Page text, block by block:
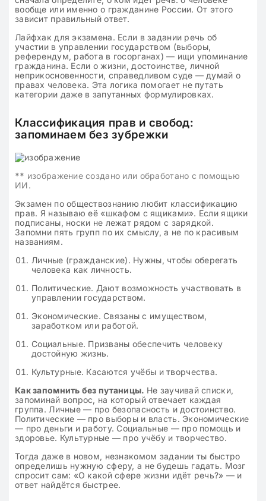
вообще или именно о гражданине России. От этого
зависит правильный ответ.
Лайфхак для экзамена. Если в задании речь об
участии в управлении государством (выборы,
референдум, работа в госорганах) — ищи упоминание
гражданина. Если о жизни, достоинстве, личной
неприкосновенности, справедливом суде — думай о
правах человека. Эта логика помогает не путать
категории даже в запутанных формулировках.
Классификация прав и свобод:
запоминаем без зубрежки
** изображение создано или обработано с помощью
ИИ.
Экзамен по обществознанию любит классификацию
прав. Я называю её «шкафом с ящиками». Если ящики
подписаны, носки не лежат рядом с зарядкой.
Запомни пять групп по их смыслу, а не по красивым
названиям.
Личные (гражданские). Нужны, чтобы оберегать
человека как личность.
Политические. Дают возможность участвовать в
управлении государством.
Экономические. Связаны с имуществом,
заработком или работой.
Социальные. Призваны обеспечить человеку
достойную жизнь.
Культурные. Касаются учёбы и творчества.
Как запомнить без путаницы. Не заучивай списки,
запоминай вопрос, на который отвечает каждая
группа. Личные — про безопасность и достоинство.
Политические — про выборы и власть. Экономические
— про деньги и работу. Социальные — про помощь и
здоровье. Культурные — про учёбу и творчество.
Тогда даже в новом, незнакомом задании ты быстро
определишь нужную сферу, а не будешь гадать. Мозг
спросит сам: «О какой сфере жизни идёт речь?» — и
ответ найдётся быстрее.